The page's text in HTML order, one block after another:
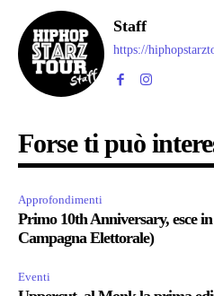
Staff
https://
Forse ti può
Approfondimenti
Primo 10th Anniversary, esce
Campagna Elettorale)
Eventi